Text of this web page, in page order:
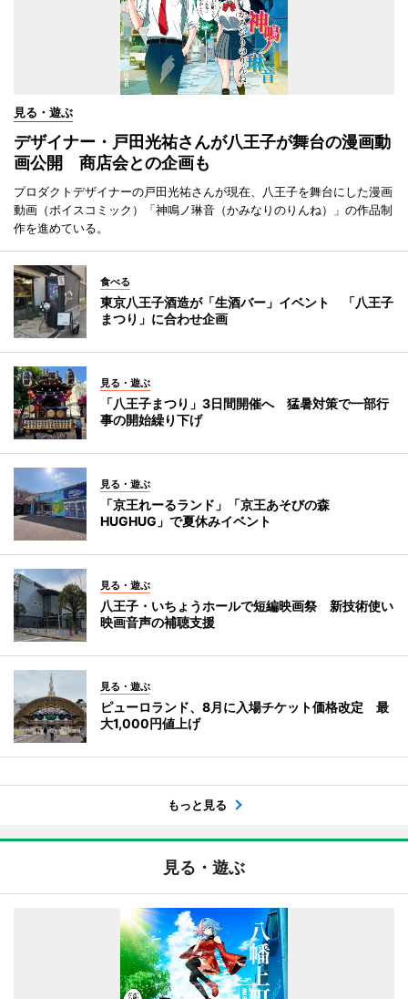
見る・遊ぶ
デザイナー・戸田光祐さんが八王子が舞台の漫画動
画公開 商店会との企画も
プロダクトデザイナーの戸田光祐さんが現在、八王子を舞台にした漫画
動画（ボイスコミック）「神鳴ノ琳音（かみなりのりんね）」の作品制
作を進めている。
食べる
東京八王子酒造が「生酒バー」イベント 「八王子
まつり」に合わせ企画
見る・遊ぶ
「八王子まつり」3日間開催へ 猛暑対策で一部行
事の開始繰り下げ
見る・遊ぶ
「京王れーるランド」「京王あそびの森
HUGHUG」で夏休みイベント
見る・遊ぶ
八王子・いちょうホールで短編映画祭 新技術使い
映画音声の補聴支援
見る・遊ぶ
ピューロランド、8月に入場チケット価格改定 最
大1,000円値上げ
もっと見る
見る・遊ぶ